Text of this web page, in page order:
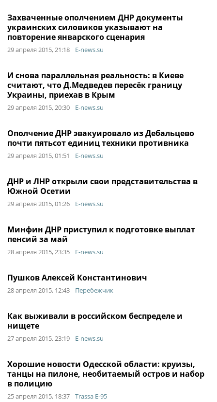
Захваченные ополчением ДНР документы
украинских силовиков указывают на
повторение январского сценария
29 апреля 2015, 21:18 E-news.su
И снова параллельная реальность: в Киеве
считают, что Д.Медведев пересёк границу
Украины, приехав в Крым
29 апреля 2015, 20:30 E-news.su
Ополчение ДНР эвакуировало из Дебальцево
почти пятьсот единиц техники противника
29 апреля 2015, 01:51 E-news.su
ДНР и ЛНР открыли свои представительства в
Южной Осетии
29 апреля 2015, 01:26 E-news.su
Минфин ДНР приступил к подготовке выплат
пенсий за май
28 апреля 2015, 23:35 E-news.su
Пушков Алексей Константинович
28 апреля 2015, 12:43 Перебежчик
Как выживали в российском беспределе и
нищете
27 апреля 2015, 23:19 E-news.su
Хорошие новости Одесской области: круизы,
танцы на пилоне, необитаемый остров и набор
в полицию
25 апреля 2015, 18:37 Trassa E-95